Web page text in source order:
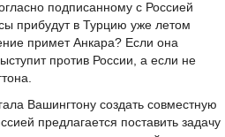
подписанному с Россией
прибудут в Турцию уже летом
примет Анкара? Если она
против России, а если не
Вашингтону создать совместную
предлагается поставить задачу